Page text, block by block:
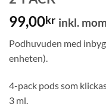
99,00kr inkl.
Podhuvuden med
enheten).
4-pack pods som
3 ml.